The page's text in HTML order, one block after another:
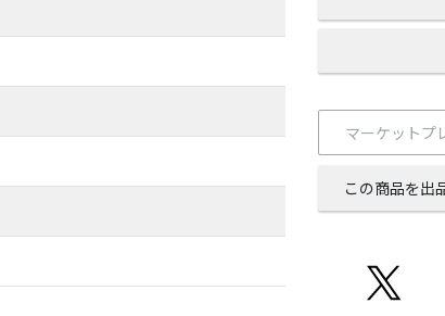
マーケットプ
この商品を出